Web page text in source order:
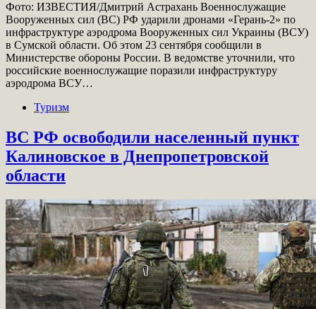
Фото: ИЗВЕСТИЯ/Дмитрий Астрахань Военнослужащие
Вооруженных сил (ВС) РФ ударили дронами «Герань-2» по
инфраструктуре аэродрома Вооруженных сил Украины (ВСУ)
в Сумской области. Об этом 23 сентября сообщили в
Министерстве обороны России. В ведомстве уточнили, что
российские военнослужащие поразили инфраструктуру
аэродрома ВСУ…
Туризм
ВС РФ освободили населенный пункт
Калиновское в Днепропетровской
области